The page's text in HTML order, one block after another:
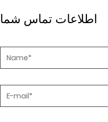
اطلاعات تماس شما